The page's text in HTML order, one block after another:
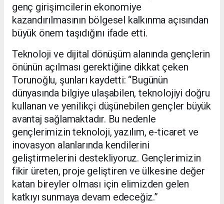
genç girişimcilerin ekonomiye
kazandırılmasının bölgesel kalkınma açısından
büyük önem taşıdığını ifade etti.
Teknoloji ve dijital dönüşüm alanında gençlerin
önünün açılması gerektiğine dikkat çeken
Torunoğlu, şunları kaydetti: “Bugünün
dünyasında bilgiye ulaşabilen, teknolojiyi doğru
kullanan ve yenilikçi düşünebilen gençler büyük
avantaj sağlamaktadır. Bu nedenle
gençlerimizin teknoloji, yazılım, e-ticaret ve
inovasyon alanlarında kendilerini
geliştirmelerini destekliyoruz. Gençlerimizin
fikir üreten, proje geliştiren ve ülkesine değer
katan bireyler olması için elimizden gelen
katkıyı sunmaya devam edeceğiz.”